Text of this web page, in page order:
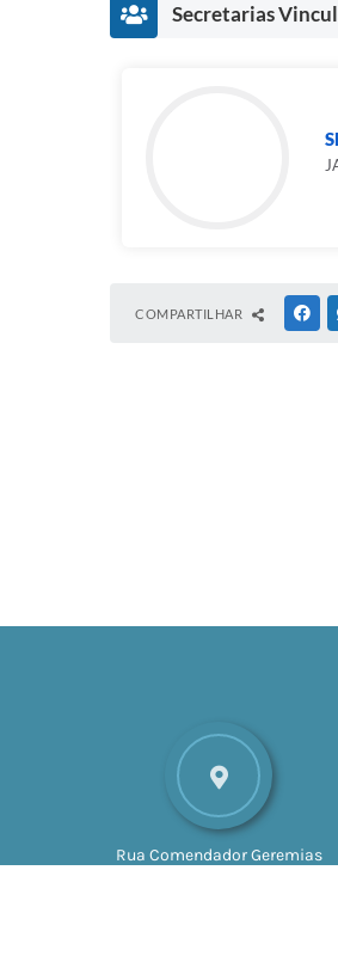
Secretarias
COMPARTILHAR
Rua Comendador Geremias